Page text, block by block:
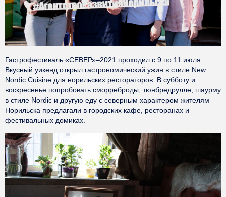
Гастрофестиваль «СЕВЕР»–2021 проходил с 9 по 11 июля.
Вкусный уикенд открыл гастрономический ужин в стиле New
Nordic Cuisine для норильских рестораторов. В субботу и
воскресенье попробовать сморреброды, тюнбредрулле, шаурму
в стиле Nordic и другую еду с северным характером жителям
Норильска предлагали в городских кафе, ресторанах и
фестивальных домиках.